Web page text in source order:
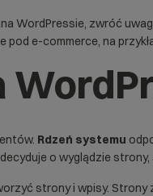
WordPressie, zwróć
e-commerce, na
Rdzeń systemu
decyduje o wyglądzie strony,
strony i wpisy. Strony